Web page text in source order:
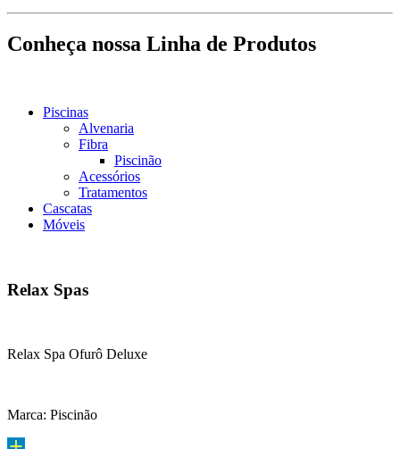
Conheça nossa Linha de Produtos
Piscinas
Alvenaria
Fibra
Piscinão
Acessórios
Tratamentos
Cascatas
Móveis
Relax Spas
Relax Spa Ofurô Deluxe
Marca: Piscinão